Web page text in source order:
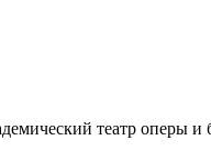
театр оперы